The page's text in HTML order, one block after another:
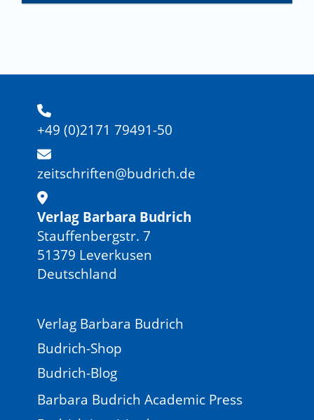
+49 (0)2171 79491-50
zeitschriften@budrich.de
Verlag Barbara Budrich
Stauffenbergstr. 7
51379 Leverkusen
Deutschland
Verlag Barbara Budrich
Budrich-Shop
Budrich-Blog
Barbara Budrich Academic Press